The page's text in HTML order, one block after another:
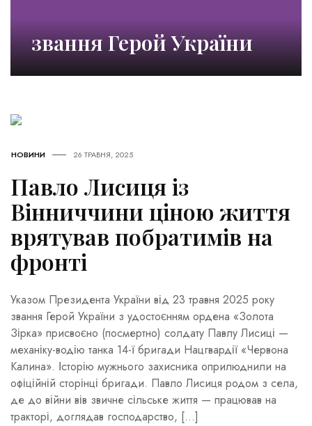
звання Герой України
НОВИНИ 26 ТРАВНЯ, 2025
Павло Лисиця із
Вінниччини ціною життя
врятував побратимів на
фронті
Указом Президента України від 23 травня 2025 року
звання Герой України з удостоєнням ордена «Золота
Зірка» присвоєно (посмертно) солдату Павлу Лисиці —
механіку-водію танка 14-ї бригади Нацгвардії «Червона
Калина». Історію мужнього захисника оприлюднили на
офіційній сторінці бригади. Павло Лисиця родом з села,
де до війни вів звичне сільське життя — працював на
тракторі, доглядав господарство, […]